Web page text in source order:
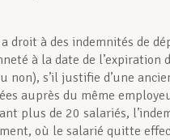
droit à des indemnités de
à la date de l’expiration
non), s’il justifie d’une
auprès du même
plus de 20 salariés,
où le salarié quitte